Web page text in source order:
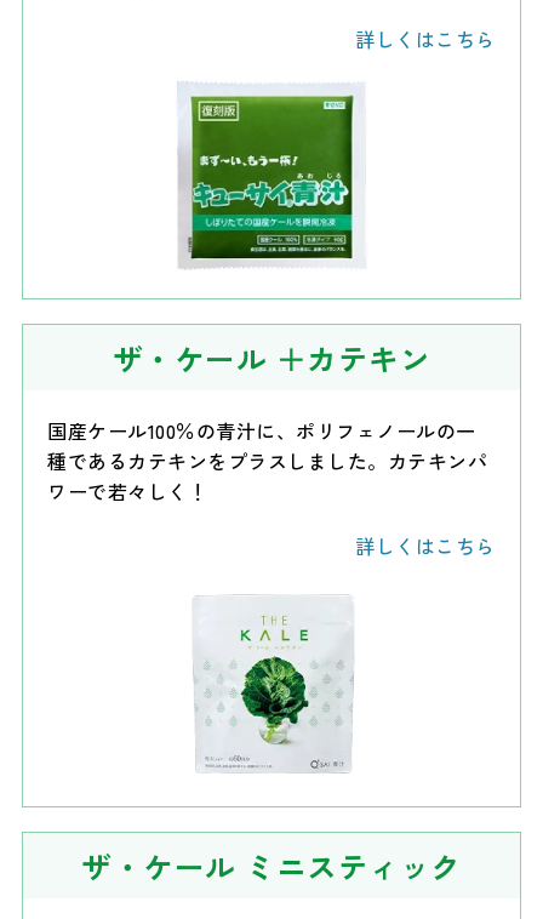
詳しくはこちら
ザ・ケール ＋カテキン
国産ケール100％の青汁に、ポリフェノールの一
種であるカテキンをプラスしました。カテキンパ
ワーで若々しく！
詳しくはこちら
ザ・ケール ミニスティック